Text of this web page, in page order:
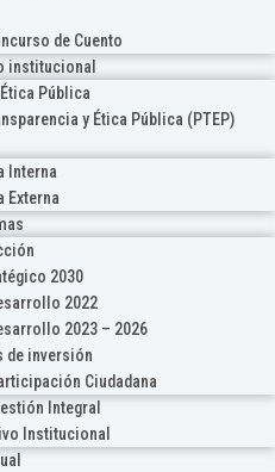
de Cuento
institucional
Pública
y Ética Pública (PTEP)
Interna
Externa
2030
2022
2023 – 2026
de inversión
Ciudadana
Integral
Institucional